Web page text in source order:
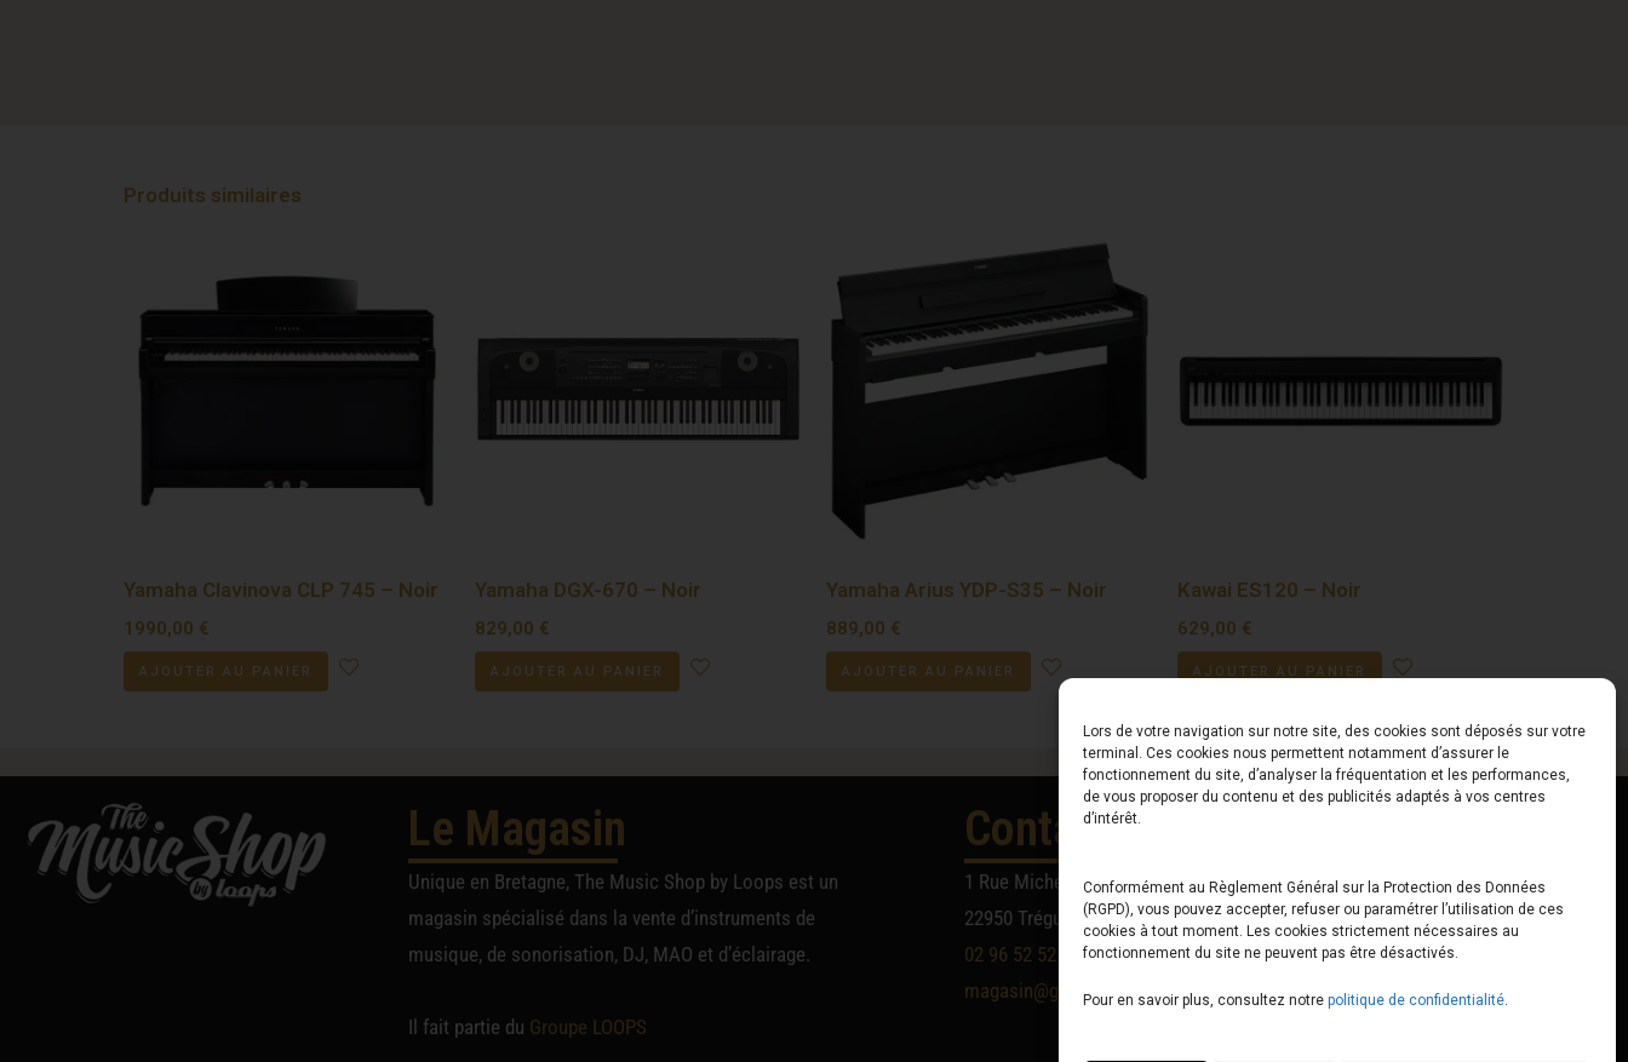
Lors de votre navigation sur notre site, des cookies sont déposés sur votre
terminal. Ces cookies nous permettent notamment d’assurer le
fonctionnement du site, d’analyser la fréquentation et les performances,
de vous proposer du contenu et des publicités adaptés à vos centres
d’intérêt.
Conformément au Règlement Général sur la Protection des Données
(RGPD), vous pouvez accepter, refuser ou paramétrer l’utilisation de ces
cookies à tout moment. Les cookies strictement nécessaires au
fonctionnement du site ne peuvent pas être désactivés.
Pour en savoir plus, consultez notre politique de confidentialité.
Produits similaires
Yamaha Clavinova CLP 745 – Noir
1990,00 €
AJOUTER AU PANIER
Yamaha DGX-670 – Noir
829,00 €
AJOUTER AU PANIER
Yamaha Arius YDP-S35 – Noir
889,00 €
AJOUTER AU PANIER
Kawai ES120 – Noir
629,00 €
AJOUTER AU PANIER
Le Magasin
Unique en Bretagne, The Music Shop by Loops est un
magasin spécialisé dans la vente d’instruments de
musique, de sonorisation, DJ, MAO et d’éclairage.
Il fait partie du Groupe LOOPS
Contact
1 Rue Michel Audiard
22950 Trégueux
02 96 52 52 52
magasin@groupe-loops.fr
Du Lundi au Vendredi
10h00 – 12h30 // 14h00 –
19h00
Le Samedi